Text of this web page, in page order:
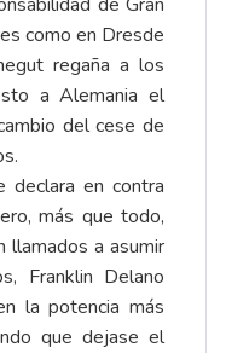
como en Dresde
regaña a los
a Alemania el
del cese de
declara en contra
más que todo,
llamados a asumir
Franklin Delano
la potencia más
que dejase el